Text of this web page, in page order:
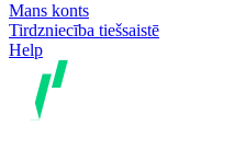
Mans konts
Tirdzniecība tiešsaistē
Help